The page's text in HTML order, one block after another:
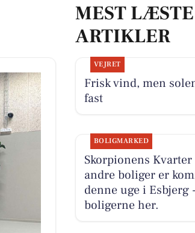
MEST LÆSTE
ARTIKLER
VEJRET
Frisk vind, men
fast
BOLIGMARKED
Skorpionens Kvarter
andre boliger er
denne uge i Esbjerg
boligerne her.